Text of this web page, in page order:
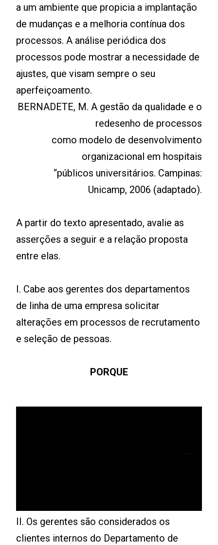
a um ambiente que propicia a implantação
de mudanças e a melhoria contínua dos
processos. A análise periódica dos
processos pode mostrar a necessidade de
ajustes, que visam sempre o seu
aperfeiçoamento.
BERNADETE, M. A gestão da qualidade e o
redesenho de processos
como modelo de desenvolvimento
organizacional em hospitais
“públicos universitários. Campinas:
Unicamp, 2006 (adaptado).
A partir do texto apresentado, avalie as
asserções a seguir e a relação proposta
entre elas.
I. Cabe aos gerentes dos departamentos
de linha de uma empresa solicitar
alterações em processos de recrutamento
e seleção de pessoas.
PORQUE
II. Os gerentes são considerados os
clientes internos do Departamento de